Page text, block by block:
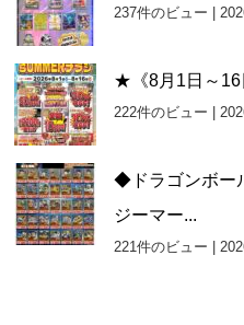
237件のビュー
★《8月1日～
222件のビュー
◆ドラゴンボー
ジーマー...
221件のビュー